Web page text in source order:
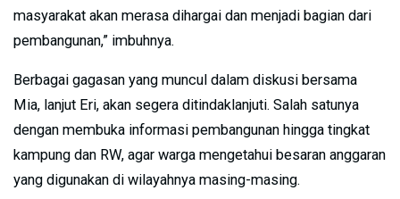
masyarakat akan merasa dihargai dan menjadi bagian dari
pembangunan,” imbuhnya.
Berbagai gagasan yang muncul dalam diskusi bersama
Mia, lanjut Eri, akan segera ditindaklanjuti. Salah satunya
dengan membuka informasi pembangunan hingga tingkat
kampung dan RW, agar warga mengetahui besaran anggaran
yang digunakan di wilayahnya masing-masing.